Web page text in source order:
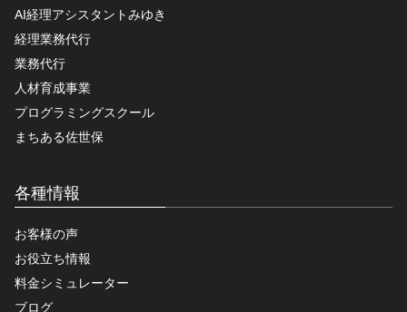
AI経理アシスタントみゆき
経理業務代行
業務代行
人材育成事業
プログラミングスクール
まちある佐世保
各種情報
お客様の声
お役立ち情報
料金シミュレーター
ブログ